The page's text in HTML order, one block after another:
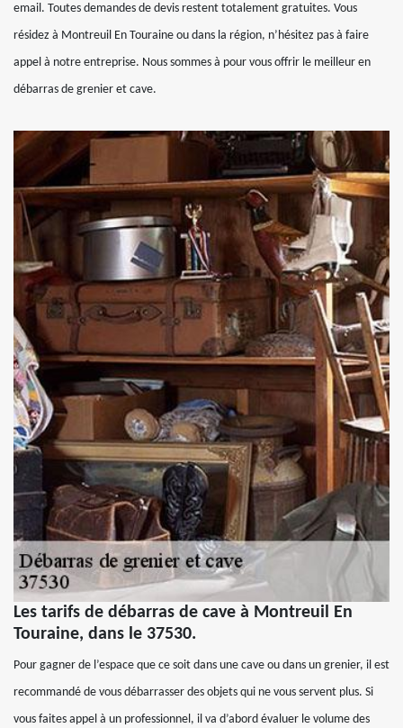
email. Toutes demandes de devis restent totalement gratuites. Vous
résidez à Montreuil En Touraine ou dans la région, n’hésitez pas à faire
appel à notre entreprise. Nous sommes à pour vous offrir le meilleur en
débarras de grenier et cave.
Les tarifs de débarras de cave à Montreuil En
Touraine, dans le 37530.
Pour gagner de l’espace que ce soit dans une cave ou dans un grenier, il est
recommandé de vous débarrasser des objets qui ne vous servent plus. Si
vous faites appel à un professionnel, il va d’abord évaluer le volume des